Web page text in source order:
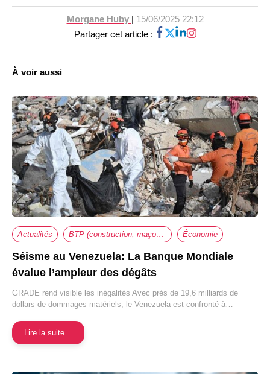
Morgane Huby | 15/06/2025 22:12
Partager cet article :
À voir aussi
Actualités BTP (construction, maçonnerie, travaux,...) Économie
Séisme au Venezuela: La Banque Mondiale
évalue l’ampleur des dégâts
GRADE rend visible les inégalités Avec près de 19,6 milliards de
dollars de dommages matériels, le Venezuela est confronté à…
Lire la suite…